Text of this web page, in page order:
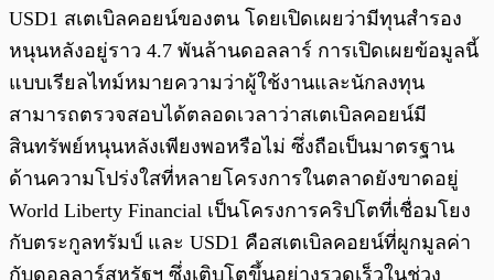
USD1 สเตเบิลคอยน์ของตน โดยเปิดเผยว่ามีทุนสำรอง
หนุนหลังอยู่ราว 4.7 พันล้านดอลลาร์ การเปิดเผยข้อมูลนี้
แบบเรียลไทม์หมายความว่าผู้ใช้งานและนักลงทุน
สามารถตรวจสอบได้ตลอดเวลาว่าสเตเบิลคอยน์มี
สินทรัพย์หนุนหลังเพียงพอหรือไม่ ซึ่งถือเป็นมาตรฐาน
ด้านความโปร่งใสที่หลายโครงการในตลาดยังขาดอยู่
World Liberty Financial เป็นโครงการคริปโตที่เชื่อมโยง
กับตระกูลทรัมป์ และ USD1 คือสเตเบิลคอยน์ที่ผูกมูลค่า
กับดอลลาร์สหรัฐฯ ซึ่งเติบโตขึ้นอย่างรวดเร็วในช่วง